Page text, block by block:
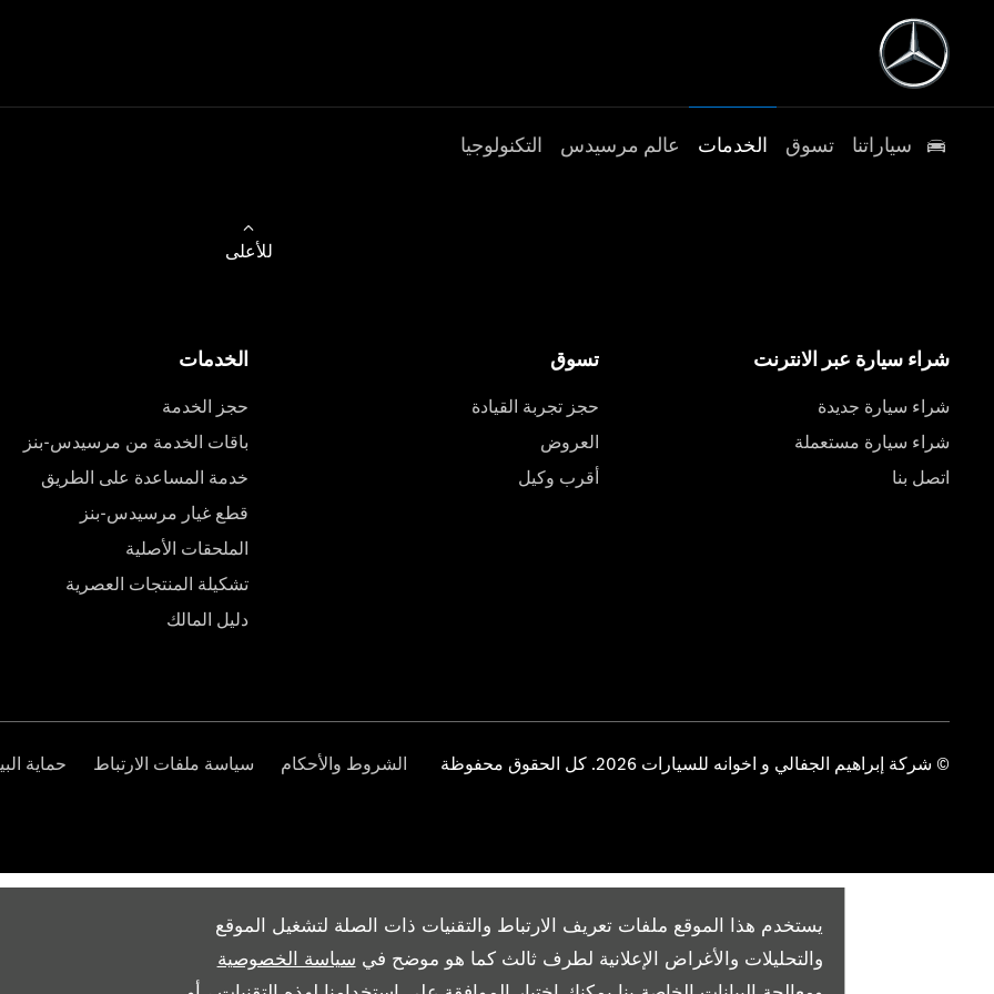
يستخدم هذا الموقع ملفات تعريف الارتباط والتقنيات ذات الصلة لتشغيل الموقع
والتحليلات والأغراض الإعلانية لطرف ثالث كما هو موضح في سياسة الخصوصية
سياراتنا تسوق الخدمات عالم مرسيدس التكنولوجيا
للأعلى
شراء سيارة عبر الانترنت
شراء سيارة جديدة
شراء سيارة مستعملة
اتصل بنا
تسوق
حجز تجربة القيادة
العروض
أقرب وكيل
الخدمات
حجز الخدمة
باقات الخدمة من مرسيدس-بنز
خدمة المساعدة على الطريق
قطع غيار مرسيدس-بنز
الملحقات الأصلية
تشكيلة المنتجات العصرية
دليل المالك
© شركة إبراهيم الجفالي و اخوانه للسيارات 2026. كل الحقوق محفوظة الشروط والأحكام سياسة ملفات الارتباط حماية